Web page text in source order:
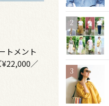
トメント
／